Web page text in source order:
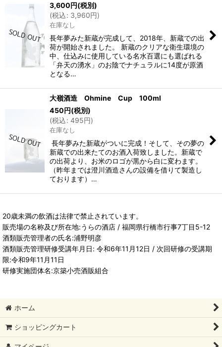
3,600円(税別)
(税込: 3,960円)
在庫なし
長年夢みた新蔵が完成して、2018年、新蔵での出
荷が開始されました。 新蔵のクリアな衛生環境の
中、仕込みに使用している名水百選にも選ばれる
「弁天の湧水」のお陰でナチュラルに14度が原酒
となる…
大嶺酒造 Ohmine Cup 100ml
450円(税別)
(税込: 495円)
在庫なし
長年夢みた新蔵がついに完成！そして、その夢の
新蔵での出来たてのお酒入荷致しました。新蔵で
の出荷より、お米のロゴが黒から白に変わます。
（昨年までは澄川酒造さんの設備を借りて製造し
ております）…
20歳未満の飲酒は法律で禁止されています。
販売場の名称及び所在地:うらの酒店 / 福岡県行橋市行事7丁目5-12
酒類販売管理者の氏名:浦野明彦
酒類販売管理研修受講年月日: 令和6年11月12日 / 次回研修の受講期
限:令和9年11月11日
研修実施団体名:京築小売酒販組合
ホーム
ショッピングカート